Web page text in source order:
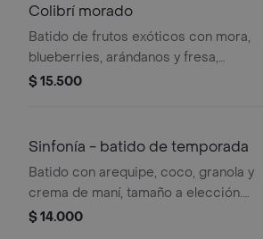
ingredientes.
Colibrí morado
Batido de frutos exóticos con mora,
blueberries, arándanos y fresa,
tamaño a elección. nuestras
pueden realizar modificaciones en los
$ 15.500
Sinfonía - batido de temporada
Batido con arequipe, coco, granola y
crema de maní, tamaño a elección.
nuestras preparaciones se
$ 14.000